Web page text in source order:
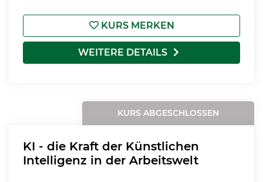
KURS MERKEN
WEITERE DETAILS
KURS ABGESCHLOSSEN
KI - die Kraft der Künstlichen
Intelligenz in der Arbeitswelt